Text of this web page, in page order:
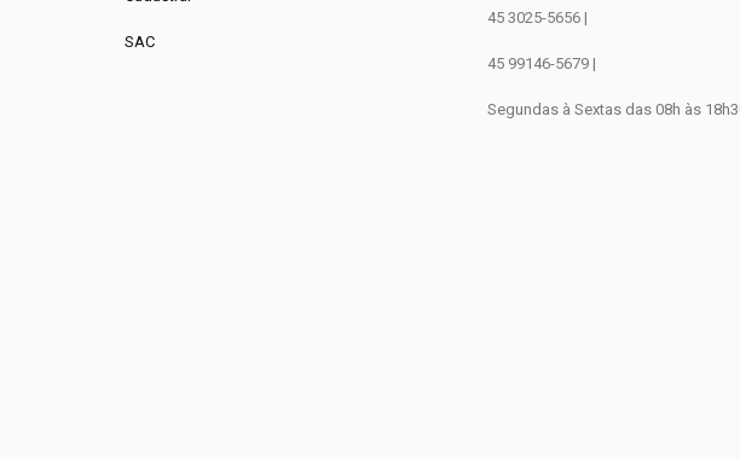
SAC
45 3025-5656 |
45 99146-5679 |
Segundas à Sextas das 08h às